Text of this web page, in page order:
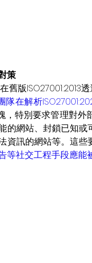
策
舊版ISO27001:2013透
隊在解析
，特別要求管理對外
的網站、封鎖已知
資訊的網站等。這些
等社交工程手段應能